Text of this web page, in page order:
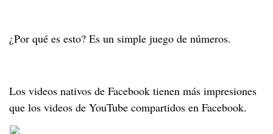
¿Por qué es esto? Es un simple juego de números.
Los videos nativos de Facebook tienen más impresiones
que los videos de YouTube compartidos en Facebook.